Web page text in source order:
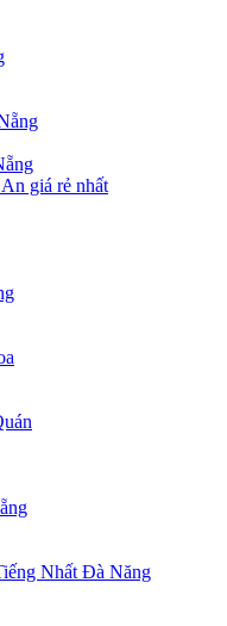
giá rẻ nhất
Nhất Đà Năng